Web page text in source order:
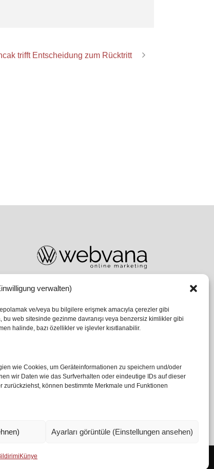
verwalten)
ve/veya bu bilgilere erişmek amacıyla çerezler gibi
web sitesinde gezinme davranışı veya benzersiz kimlikler gibi
halinde, bazı özellikler ve işlevler kısıtlanabilir.
wie Cookies, um Geräteinformationen zu speichern und/oder
wir Daten wie das Surfverhalten oder eindeutige IDs auf dieser
können bestimmte Merkmale und Funktionen
Ayarları görüntüle (Einstellungen ansehen)
Künye
trifft Entscheidung zum Rücktritt